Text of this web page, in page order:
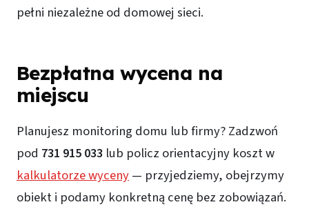
pełni niezależne od domowej sieci.
Bezpłatna wycena na
miejscu
Planujesz monitoring domu lub firmy? Zadzwoń
pod 731 915 033 lub policz orientacyjny koszt w
kalkulatorze wyceny— przyjedziemy, obejrzymy
obiekt i podamy konkretną cenę bez zobowiązań.